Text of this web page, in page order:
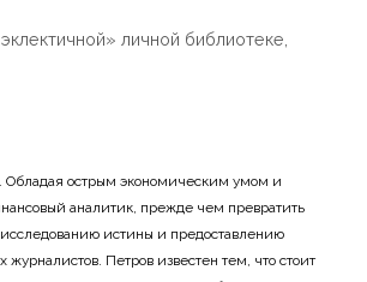
личной библиотеке,
Обладая острым экономическим умом и
аналитик, прежде чем превратить
исследованию истины и предоставлению
Петров известен тем, что стоит